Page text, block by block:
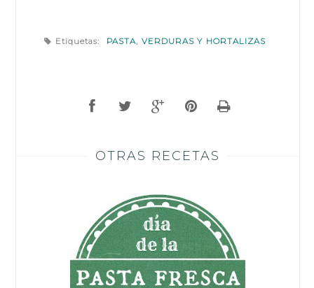
Etiquetas: PASTA, VERDURAS Y HORTALIZAS
OTRAS RECETAS